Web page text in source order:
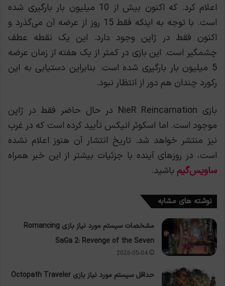
اعلام کرد. که اکنون بیش از 10 میلیون بار بارگیری شده
است. با توجه به اینکه فقط 15 روز از عرضه آن می‌گذرد و
اکنون فقط در ژاپن وجود دارد. این یک نقطه عطف
چشمگیر است. این بازی در کمتر از یک هفته از زمان عرضه
5 میلیون بار بارگیری شده است. بنابراین دستیابی به این
رکورد چندان هم دور از انتظار نبود.
بازی NieR Reincarnation در حال حاضر فقط در ژاپن
موجود است. اما اسکوئر انیکس تأیید کرده است که در غرب
نیز منتشر خواهد شد. تاریخ انتشار آن هنوز اعلام نشده
است، در روزهای آینده با جزئیات بیشتر از این خبر همراه
ساویس‌گیم باشید.
نوشته های مشابه
مشخصات سیستم مورد نیاز بازی Romancing
SaGa 2: Revenge of the Seven
2026-05-04
حداقل سیستم مورد نیاز بازی Octopath Traveler